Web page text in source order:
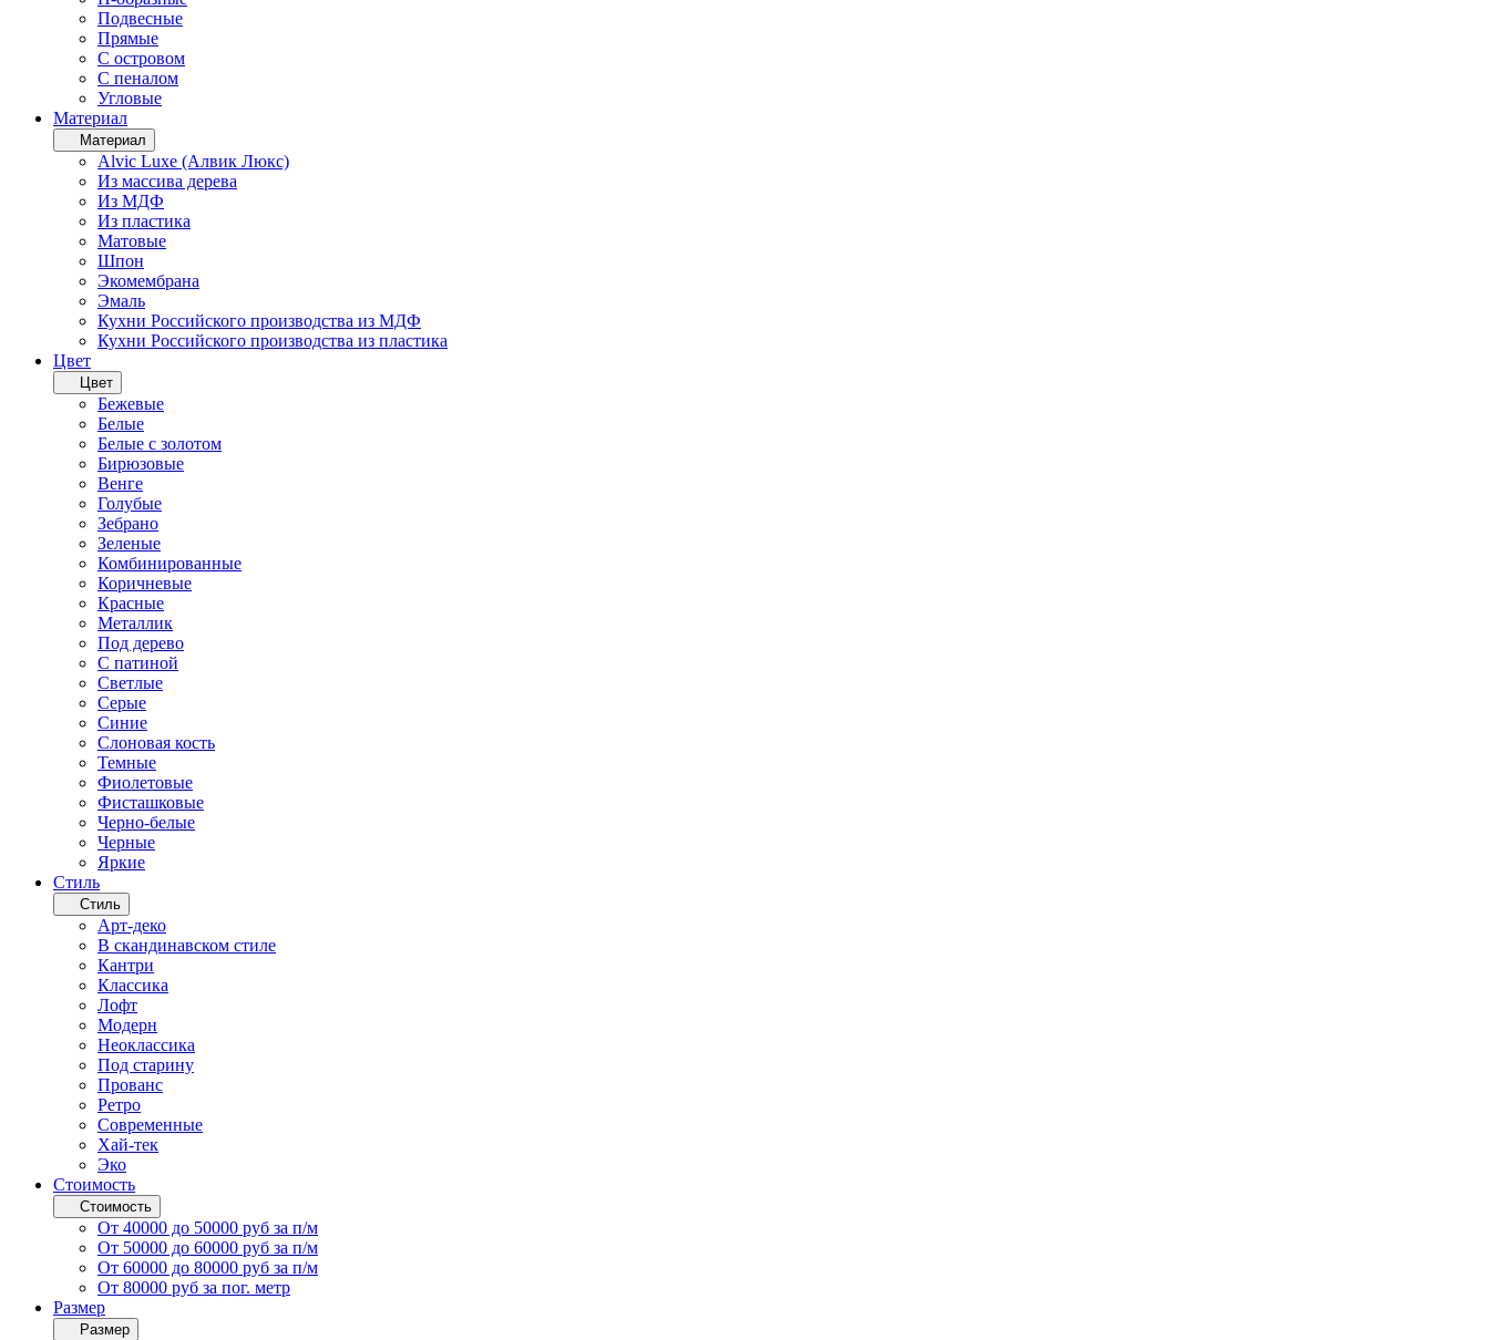
Подвесные
Прямые
С островом
С пеналом
Угловые
Материал
Материал
Alvic Luxe (Алвик Люкс)
Из массива дерева
Из МДФ
Из пластика
Матовые
Шпон
Экомембрана
Эмаль
Кухни Российского производства из МДФ
Кухни Российского производства из пластика
Цвет
Цвет
Бежевые
Белые
Белые с золотом
Бирюзовые
Венге
Голубые
Зебрано
Зеленые
Комбинированные
Коричневые
Красные
Металлик
Под дерево
С патиной
Светлые
Серые
Синие
Слоновая кость
Темные
Фиолетовые
Фисташковые
Черно-белые
Черные
Яркие
Стиль
Стиль
Арт-деко
В скандинавском стиле
Кантри
Классика
Лофт
Модерн
Неоклассика
Под старину
Прованс
Ретро
Современные
Хай-тек
Эко
Стоимость
Стоимость
От 40000 до 50000 руб за п/м
От 50000 до 60000 руб за п/м
От 60000 до 80000 руб за п/м
От 80000 руб за пог. метр
Размер
Размер